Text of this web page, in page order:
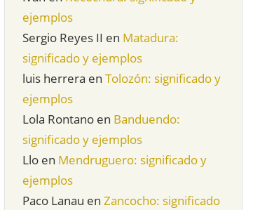
ejemplos
Sergio Reyes II en Matadura:
significado y ejemplos
luis herrera enTolozón: significado y
ejemplos
Lola Rontano en Banduendo:
significado y ejemplos
Llo en Mendruguero: significado y
ejemplos
Paco Lanau enZancocho: significado